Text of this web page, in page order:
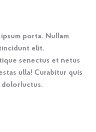
porta. Nullam
elit.
senectus et netus
ulla! Curabitur quis
dolorluctus.